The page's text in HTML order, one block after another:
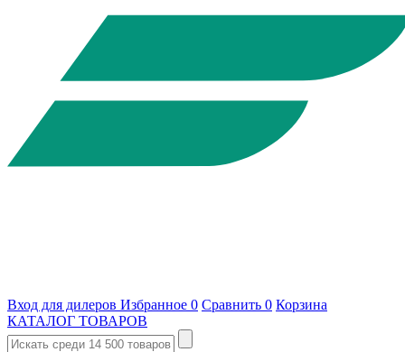
Вход для дилеров Избранное 0 Сравнить 0 Корзина
КАТАЛОГ ТОВАРОВ